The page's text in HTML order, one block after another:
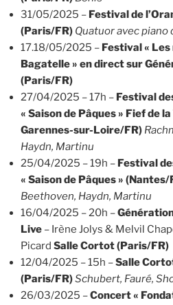
31/05/2025 – Festival de
(Paris/FR) Quatuor avec piano
17.18/05/2025 – Festival «
Bagatelle » en direct sur
(Paris/FR)
27/04/2025 – 17h – Festival
« Saison de Pâques » Fief de
Garennes-sur-Loire/FR)
Haydn, Martinu
25/04/2025 – 19h – Festival
« Saison de Pâques » (Nantes/
Beethoven, Haydn, Martinu
16/04/2025 – 20h –
Live – Irène Jolys & Melvil
Picard Salle Cortot(Paris/FR)
12/04/2025 – 15h –Salle
(Paris/FR)Schubert, Fauré,
26/03/2025 –Concert «